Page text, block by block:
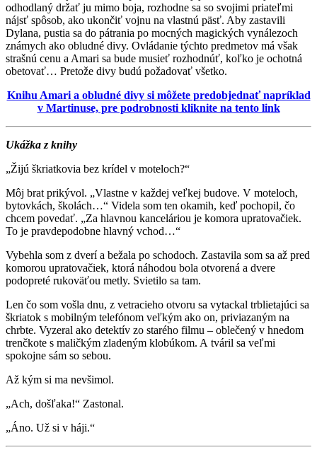
odhodlaný držať ju mimo boja, rozhodne sa so svojimi priateľmi
nájsť spôsob, ako ukončiť vojnu na vlastnú päsť. Aby zastavili
Dylana, pustia sa do pátrania po mocných magických vynálezoch
známych ako obludné divy. Ovládanie týchto predmetov má však
strašnú cenu a Amari sa bude musieť rozhodnúť, koľko je ochotná
obetovať… Pretože divy budú požadovať všetko.
Knihu Amari a obludné divy si môžete predobjednať napríklad
v Martinuse, pre podrobnosti kliknite na tento link
Ukážka z knihy
„Žijú škriatkovia bez krídel v moteloch?“
Môj brat prikývol. „Vlastne v každej veľkej budove. V moteloch,
bytovkách, školách…“ Videla som ten okamih, keď pochopil, čo
chcem povedať. „Za hlavnou kanceláriou je komora upratovačiek.
To je pravdepodobne hlavný vchod…“
Vybehla som z dverí a bežala po schodoch. Zastavila som sa až pred
komorou upratovačiek, ktorá náhodou bola otvorená a dvere
podopreté rukoväťou metly. Svietilo sa tam.
Len čo som vošla dnu, z vetracieho otvoru sa vytackal trblietajúci sa
škriatok s mobilným telefónom veľkým ako on, priviazaným na
chrbte. Vyzeral ako detektív zo starého filmu – oblečený v hnedom
trenčkote s maličkým zladeným klobúkom. A tváril sa veľmi
spokojne sám so sebou.
Až kým si ma nevšimol.
„Ach, došľaka!“ Zastonal.
„Áno. Už si v háji.“